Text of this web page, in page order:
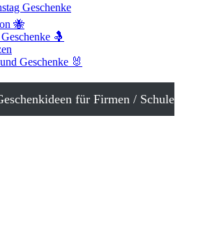
Geschenke
🐝
🤱
Geschenke 🐰
für Firmen / Schule